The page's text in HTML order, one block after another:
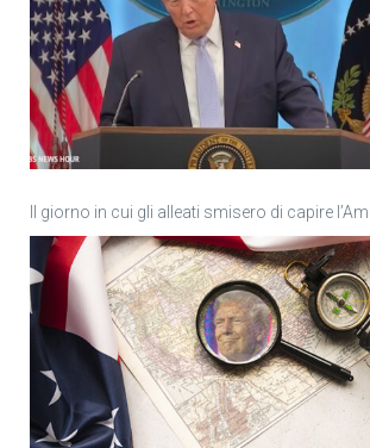
Il giorno in cui gli alleati smisero di capire